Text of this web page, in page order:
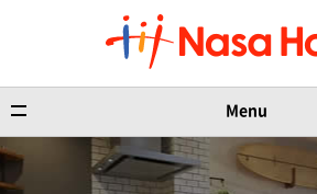
Menu